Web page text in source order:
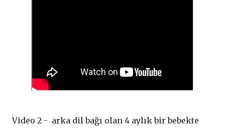
Video 2 - arka dil bağı olan 4 aylık bir bebekte